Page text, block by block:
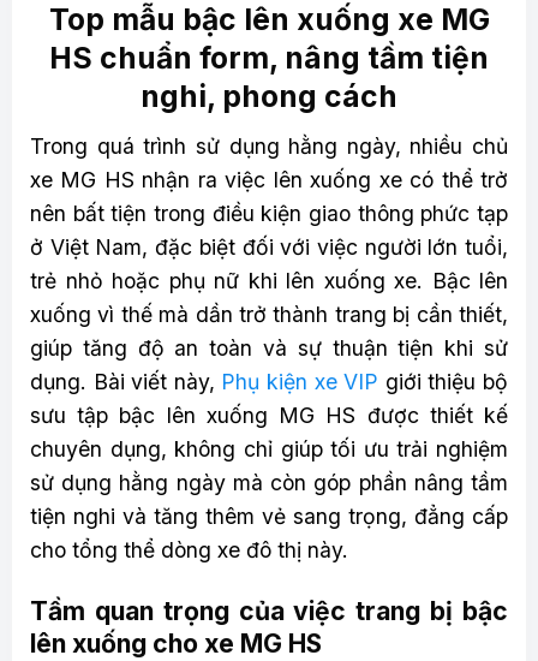
Top mẫu bậc lên xuống xe MG
HS chuẩn form, nâng tầm tiện
nghi, phong cách
Trong quá trình sử dụng hằng ngày, nhiều chủ
xe MG HS nhận ra việc lên xuống xe có thể trở
nên bất tiện trong điều kiện giao thông phức tạp
ở Việt Nam, đặc biệt đối với việc người lớn tuổi,
trẻ nhỏ hoặc phụ nữ khi lên xuống xe. Bậc lên
xuống vì thế mà dần trở thành trang bị cần thiết,
giúp tăng độ an toàn và sự thuận tiện khi sử
dụng. Bài viết này, Phụ kiện xe VIP giới thiệu bộ
sưu tập bậc lên xuống MG HS được thiết kế
chuyên dụng, không chỉ giúp tối ưu trải nghiệm
sử dụng hằng ngày mà còn góp phần nâng tầm
tiện nghi và tăng thêm vẻ sang trọng, đẳng cấp
cho tổng thể dòng xe đô thị này.
Tầm quan trọng của việc trang bị bậc
lên xuống cho xe MG HS